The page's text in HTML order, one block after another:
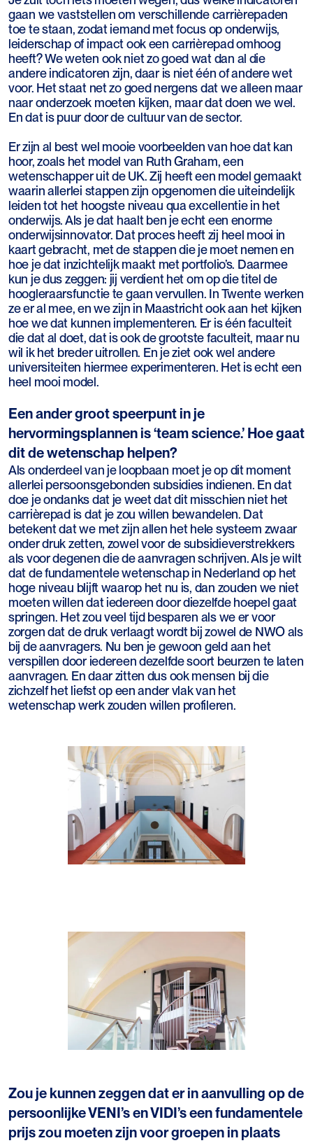
gaan we vaststellen om verschillende carrièrepaden
toe te staan, zodat iemand met focus op onderwijs,
leiderschap of impact ook een carrièrepad omhoog
heeft? We weten ook niet zo goed wat dan al die
andere indicatoren zijn, daar is niet één of andere wet
voor. Het staat net zo goed nergens dat we alleen maar
naar onderzoek moeten kijken, maar dat doen we wel.
En dat is puur door de cultuur van de sector.
Er zijn al best wel mooie voorbeelden van hoe dat kan
hoor, zoals het model van Ruth Graham, een
wetenschapper uit de UK. Zij heeft een model gemaakt
waarin allerlei stappen zijn opgenomen die uiteindelijk
leiden tot het hoogste niveau qua excellentie in het
onderwijs. Als je dat haalt ben je echt een enorme
onderwijsinnovator. Dat proces heeft zij heel mooi in
kaart gebracht, met de stappen die je moet nemen en
hoe je dat inzichtelijk maakt met portfolio’s. Daarmee
kun je dus zeggen: jij verdient het om op die titel de
hoogleraarsfunctie te gaan vervullen. In Twente werken
ze er al mee, en we zijn in Maastricht ook aan het kijken
hoe we dat kunnen implementeren. Er is één faculteit
die dat al doet, dat is ook de grootste faculteit, maar nu
wil ik het breder uitrollen. En je ziet ook wel andere
universiteiten hiermee experimenteren. Het is echt een
heel mooi model.
Een ander groot speerpunt in je
hervormingsplannen is ‘team science.’ Hoe gaat
dit de wetenschap helpen?
Als onderdeel van je loopbaan moet je op dit moment
allerlei persoonsgebonden subsidies indienen. En dat
doe je ondanks dat je weet dat dit misschien niet het
carrièrepad is dat je zou willen bewandelen. Dat
betekent dat we met zijn allen het hele systeem zwaar
onder druk zetten, zowel voor de subsidieverstrekkers
als voor degenen die de aanvragen schrijven. Als je wilt
dat de fundamentele wetenschap in Nederland op het
hoge niveau blijft waarop het nu is, dan zouden we niet
moeten willen dat iedereen door diezelfde hoepel gaat
springen. Het zou veel tijd besparen als we er voor
zorgen dat de druk verlaagt wordt bij zowel de NWO als
bij de aanvragers. Nu ben je gewoon geld aan het
verspillen door iedereen dezelfde soort beurzen te laten
aanvragen. En daar zitten dus ook mensen bij die
zichzelf het liefst op een ander vlak van het
wetenschap werk zouden willen profileren.
Zou je kunnen zeggen dat er in aanvulling op de
persoonlijke VENI’s en VIDI’s een fundamentele
prijs zou moeten zijn voor groepen in plaats